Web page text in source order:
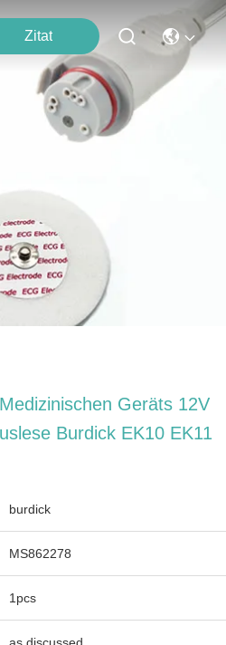
Zitat
Geräts 12V
Burdick EK10 EK11
burdick
MS862278
1pcs